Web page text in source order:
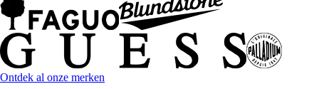
Ontdek al onze merken